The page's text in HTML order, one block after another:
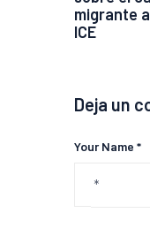
migrante
ICE
Deja un
Your Name *